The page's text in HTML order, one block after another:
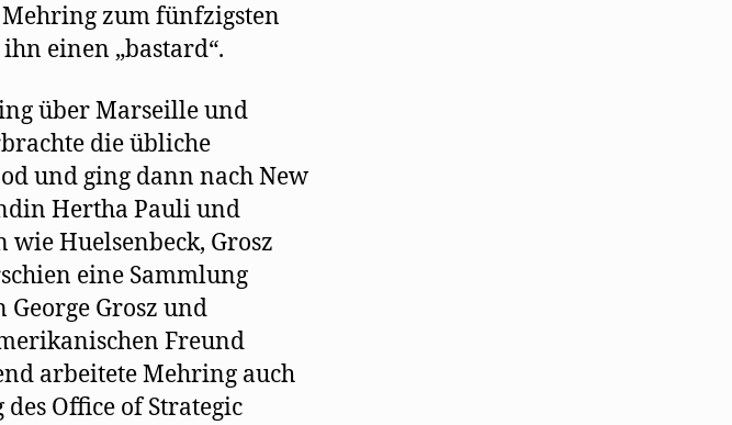
zum fünfzigsten
einen „bastard“.
über Marseille und
die übliche
und ging dann nach New
Hertha Pauli und
wie Huelsenbeck, Grosz
eine Sammlung
Grosz und
Freund
arbeitete Mehring auch
Office of Strategic